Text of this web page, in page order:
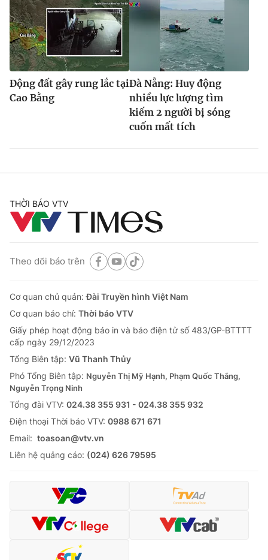
Động đất gây rung lắc tại
Cao Bằng
Đà Nẵng: Huy động
nhiều lực lượng tìm
kiếm 2 người bị sóng
cuốn mất tích
THỜI BÁO VTV
Theo dõi báo trên
Cơ quan chủ quản:Đài Truyền hình Việt Nam
Cơ quan báo chí: Thời báo VTV
Giấy phép hoạt động báo in và báo điện tử số 483/GP-BTTTT
cấp ngày 29/12/2023
Tổng Biên tập: Vũ Thanh Thủy
Phó Tổng Biên tập: Nguyễn Thị Mỹ Hạnh, Phạm Quốc Thắng,
Nguyễn Trọng Ninh
Tổng đài VTV: 024.38 355 931 - 024.38 355 932
Ðiện thoại Thời báo VTV: 0988 671 671
Email: toasoan@vtv.vn
Liên hệ quảng cáo: (024) 626 79595